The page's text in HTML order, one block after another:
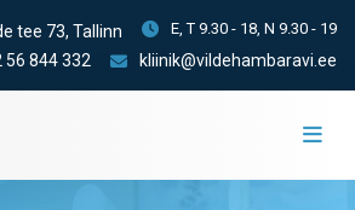
tee 73, Tallinn E, T 9.30 - 18, N 9.30 - 19
56 844 332 kliinik@vildehambaravi.ee